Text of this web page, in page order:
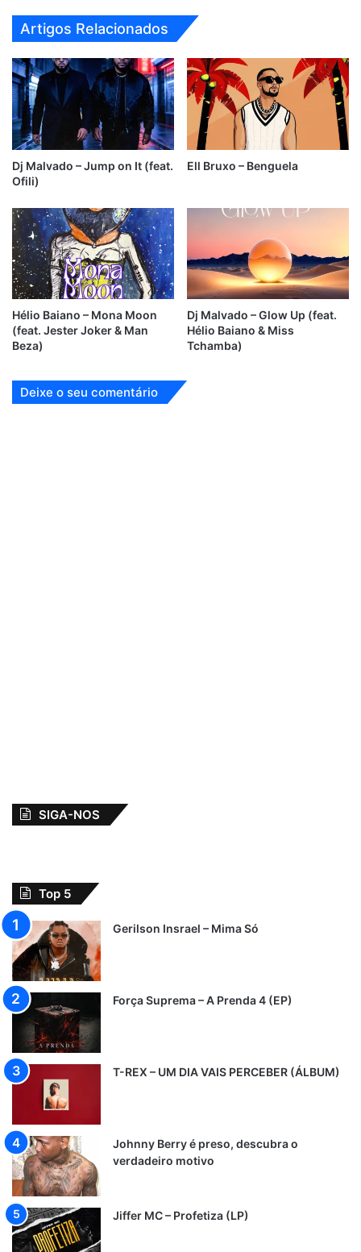
Artigos Relacionados
Dj Malvado – Jump on It (feat.
Ofili)
Ell Bruxo – Benguela
Hélio Baiano – Mona Moon
(feat. Jester Joker & Man
Beza)
Dj Malvado – Glow Up (feat.
Hélio Baiano & Miss
Tchamba)
Deixe o seu comentário
SIGA-NOS
Top 5
Gerilson Insrael – Mima Só
Força Suprema – A Prenda 4 (EP)
T-REX – UM DIA VAIS PERCEBER (ÁLBUM)
Johnny Berry é preso, descubra o
verdadeiro motivo
Jiffer MC – Profetiza (LP)